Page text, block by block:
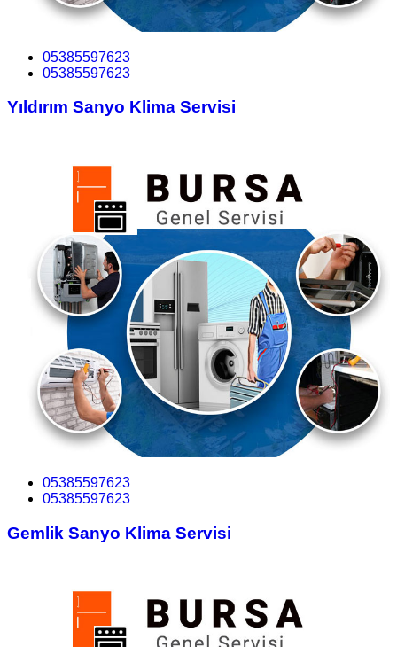
05385597623
05385597623
Yıldırım Sanyo Klima Servisi
05385597623
05385597623
Gemlik Sanyo Klima Servisi